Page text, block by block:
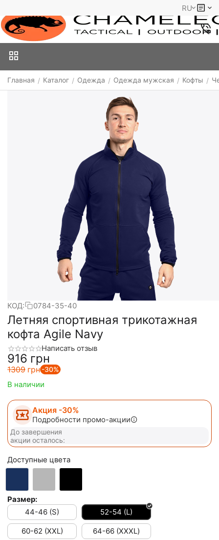
RU
Главная / Каталог / Одежда / Одежда мужская / Кофты /
КОД: 0784-35-40
Летняя спортивная трикотажная
кофта Agile Navy
Написать отзыв
‍916‍ грн
‍1309‍ грн -30%
В наличии
Акция -30%
Подробности промо-акции
До завершения
акции осталось:
Доступные цвета
Размер:
44-46 (S)
52-54 (L)
60-62 (XXL) 64-66 (ХХХL)